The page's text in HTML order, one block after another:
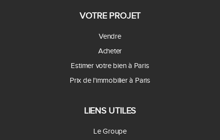
VOTRE PROJET
Vendre
Acheter
Estimer votre bien à Paris
Prix de l'immobilier à Paris
LIENS UTILES
Le Groupe